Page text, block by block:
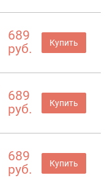
689
руб.
Купить
689
руб.
Купить
689
руб.
Купить